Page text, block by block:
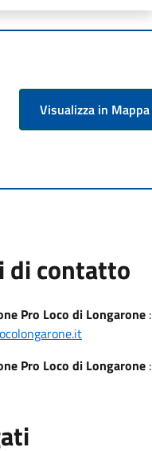
Visualizza in Mappa
di contatto
Pro Loco di Longarone :
Pro Loco di Longarone :